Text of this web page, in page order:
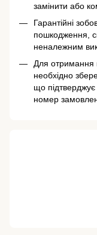
замінити або
Гарантійні
пошкодження,
неналежним
Для отримання
необхідно
що
номер